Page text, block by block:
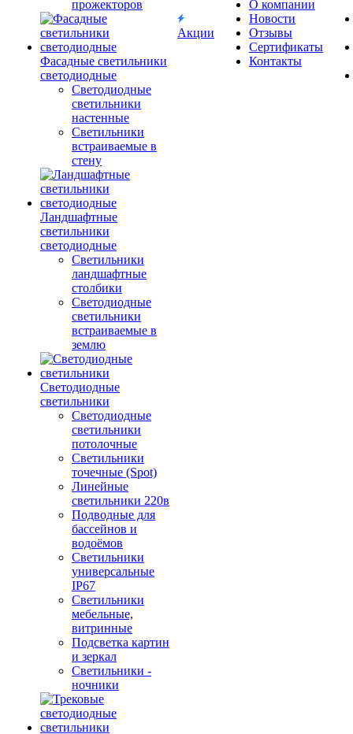
прожекторов
Фасадные светильники
светодиодные
Светодиодные
светильники
настенные
Светильники
встраиваемые в
стену
Ландшафтные
светильники
светодиодные
Светильники
ландшафтные
столбики
Светодиодные
светильники
встраиваемые в
землю
Светодиодные
светильники
Светодиодные
светильники
потолочные
Светильники
точечные (Spot)
Линейные
светильники 220в
Подводные для
бассейнов и
водоёмов
Светильники
универсальные
IP67
Светильники
мебельные,
витринные
Подсветка картин
и зеркал
Светильники -
ночники
Акции
О компании
Новости
Отзывы
Сертификаты
Контакты